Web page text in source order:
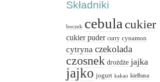
Składniki
boczek cebula cukier
cukier puder curry cynamon
cytryna czekolada
czosnek drożdże jajka
jajko jogurt kakao kiełbasa